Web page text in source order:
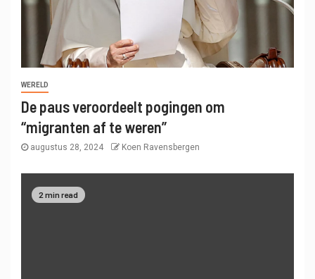
WERELD
De paus veroordeelt pogingen om
“migranten af ​​te weren”
augustus 28, 2024 Koen Ravensbergen
2 min read